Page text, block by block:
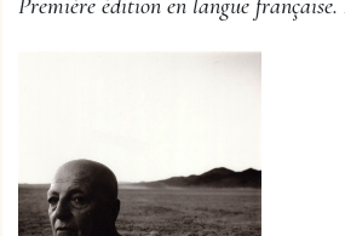
Première édition en langue française.